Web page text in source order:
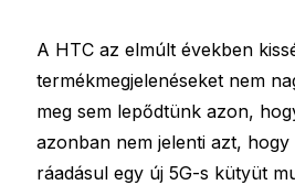
A HTC az elmúlt években
termékmegjelenéseket nem
meg sem lepődtünk azon,
azonban nem jelenti azt,
ráadásul egy új 5G-s kütyüt